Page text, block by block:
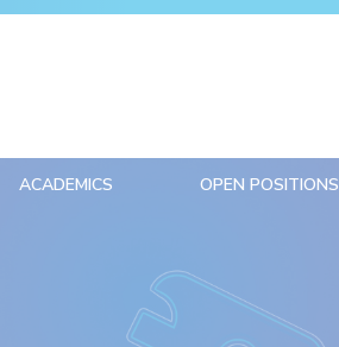
ACADEMICS OPEN POSITIONS